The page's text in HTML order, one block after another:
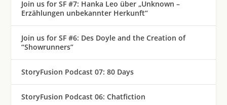
Join us for SF #7: Hanka Leo über „Unknown –
Erzählungen unbekannter Herkunft“
Join us for SF #6: Des Doyle and the Creation of
“Showrunners”
StoryFusion Podcast 07: 80 Days
StoryFusion Podcast 06: Chatfiction